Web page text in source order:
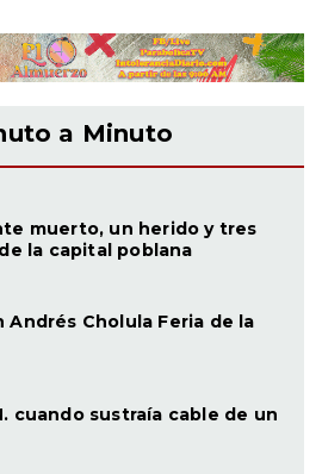
a Minuto
muerto, un herido y tres
la capital poblana
Andrés Cholula Feria de la
cuando sustraía cable de un